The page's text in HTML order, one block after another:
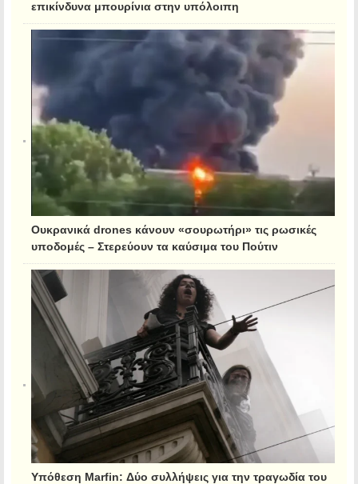
επικίνδυνα μπουρίνια στην υπόλοιπη
Ουκρανικά drones κάνουν «σουρωτήρι» τις ρωσικές
υποδομές – Στερεύουν τα καύσιμα του Πούτιν
Υπόθεση Marfin: Δύο συλλήψεις για την τραγωδία του